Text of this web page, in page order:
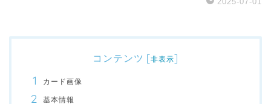
コンテンツ [非表示]
カード画像
基本情報